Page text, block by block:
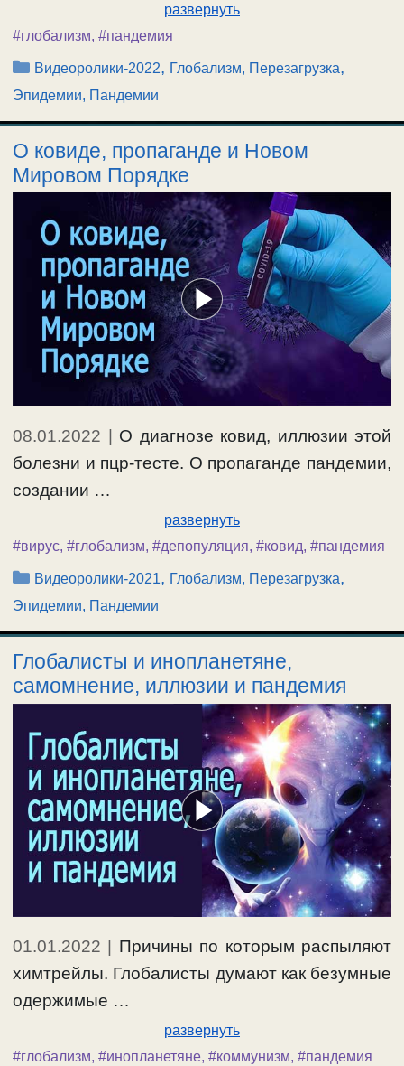
развернуть
#глобализм, #пандемия
Рубрики
Видеоролики-2022, Глобализм, Перезагрузка,
Эпидемии, Пандемии
О ковиде, пропаганде и Новом
Мировом Порядке
08.01.2022
О диагнозе ковид, иллюзии этой
болезни и пцр-тесте. О пропаганде пандемии,
создании …
развернуть
#вирус, #глобализм, #депопуляция, #ковид, #пандемия
Рубрики
Видеоролики-2021, Глобализм, Перезагрузка,
Эпидемии, Пандемии
Глобалисты и инопланетяне,
самомнение, иллюзии и пандемия
01.01.2022
Причины по которым распыляют
химтрейлы. Глобалисты думают как безумные
одержимые …
развернуть
#глобализм, #инопланетяне, #коммунизм, #пандемия